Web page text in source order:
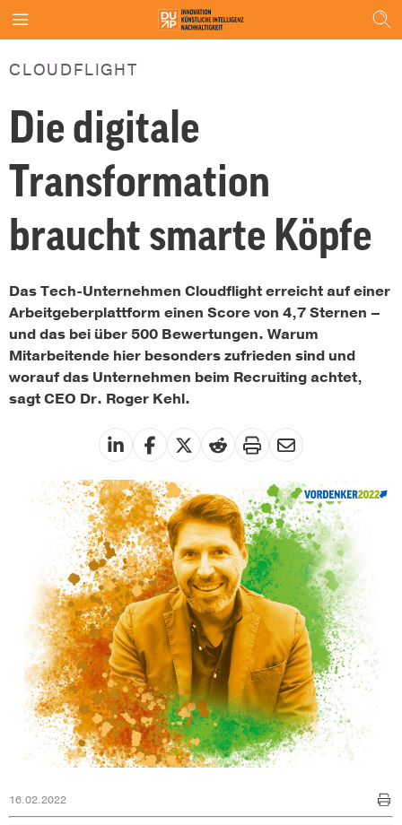
CLOUDFLIGHT
Die digitale
Transformation
braucht smarte Köpfe
Das Tech-Unternehmen Cloudflight erreicht auf einer
Arbeitgeberplattform einen Score von 4,7 Sternen –
und das bei über 500 Bewertungen. Warum
Mitarbeitende hier besonders zufrieden sind und
worauf das Unternehmen beim Recruiting achtet,
sagt CEO Dr. Roger Kehl.
16.02.2022